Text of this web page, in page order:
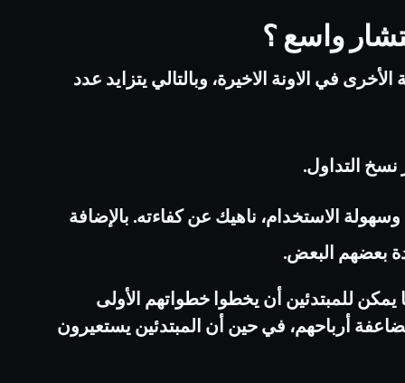
واسع ؟
في الاونة الاخيرة، ‏وبالتالي يتزايد عدد
نسخ التداول.‏
الاستخدام، ناهيك عن ‏كفاءته. بالإضافة
بعضهم البعض.
للمبتدئين أن يخطوا خطواتهم ‏الأولى
أرباحهم، في حين أن ‏المبتدئين يستعيرون